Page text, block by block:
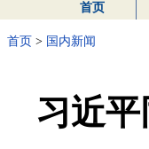
首页
首页 > 国内新闻
习近